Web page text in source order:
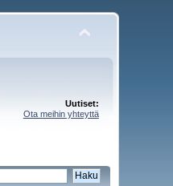
Uutiset:
Ota meihin yhteyttä